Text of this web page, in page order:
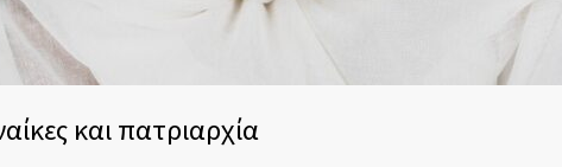
και πατριαρχία